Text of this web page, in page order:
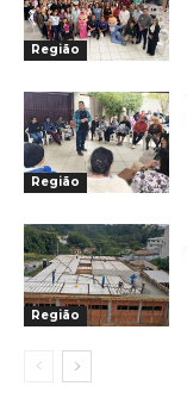
Região
Região
Região